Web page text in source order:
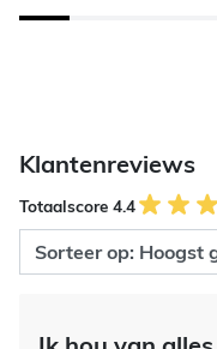
Klantenreviews
Totaalscore 4.4